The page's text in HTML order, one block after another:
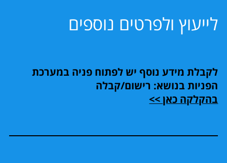
לייעוץ ולפרטים נוספים
לקבלת מידע נוסף יש לפתוח פניה במערכת
הפניות בנושא: רישום/קבלה
בהקלקה כאן >>